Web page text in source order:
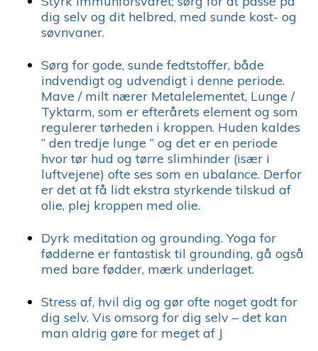
dig selv og dit helbred, med sunde kost- og
søvnvaner.
Sørg for gode, sunde fedtstoffer, både
indvendigt og udvendigt i denne periode.
Mave / milt nærer Metalelementet, Lunge /
Tyktarm, som er efterårets element og som
regulerer tørheden i kroppen. Huden kaldes
” den tredje lunge ” og det er en periode
hvor tør hud og tørre slimhinder (især i
luftvejene) ofte ses som en ubalance. Derfor
er det at få lidt ekstra styrkende tilskud af
olie, plej kroppen med olie.
Dyrk meditation og grounding. Yoga for
fødderne er fantastisk til grounding, gå også
med bare fødder, mærk underlaget.
Stress af, hvil dig og gør ofte noget godt for
dig selv. Vis omsorg for dig selv – det kan
man aldrig gøre for meget af J